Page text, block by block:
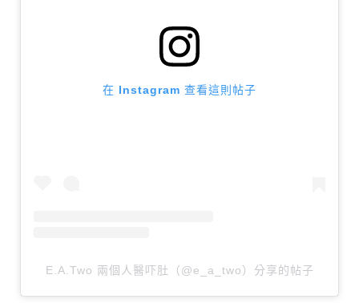
在 Instagram 查看這則帖子
E.A.Two 兩個人醫吓肚（@e_a_two）分享的帖子